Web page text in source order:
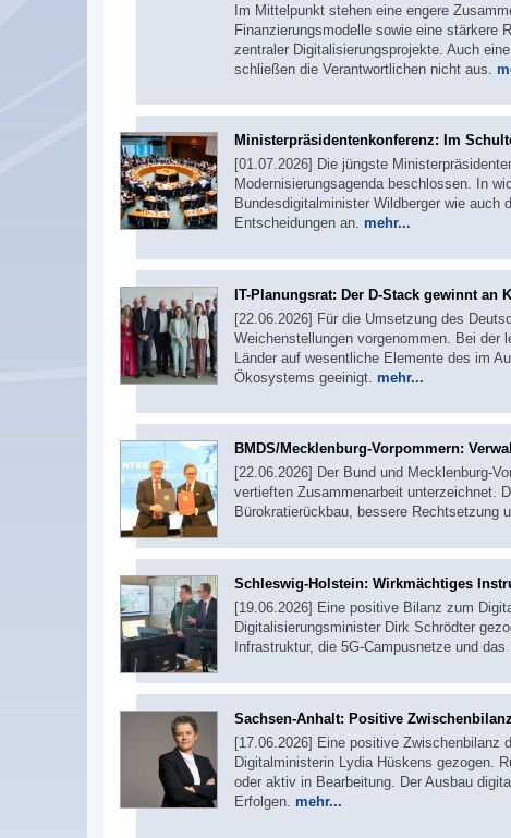
Im Mittelpunkt stehen eine engere
Finanzierungsmodelle sowie eine stärkere
zentraler Digitalisierungsprojekte. Auch
schließen die Verantwortlichen nicht aus.
Ministerpräsidentenkonferenz: Im
[01.07.2026] Die jüngste
Modernisierungsagenda beschlossen. In
Bundesdigitalminister Wildberger wie auch
Entscheidungen an. mehr...
IT-Planungsrat: Der D-Stack gewinnt an
[22.06.2026] Für die Umsetzung des
Weichenstellungen vorgenommen. Bei der
Länder auf wesentliche Elemente des im
Ökosystems geeinigt. mehr...
BMDS/Mecklenburg-Vorpommern:
[22.06.2026] Der Bund und Mecklenburg-
vertieften Zusammenarbeit unterzeichnet.
Bürokratierückbau, bessere Rechtsetzung
Schleswig-Holstein: Wirkmächtiges
[19.06.2026] Eine positive Bilanz zum
Digitalisierungsminister Dirk Schrödter
Infrastruktur, die 5G-Campusnetze und
Sachsen-Anhalt: Positive
[17.06.2026] Eine positive Zwischenbilanz
Digitalministerin Lydia Hüskens gezogen.
oder aktiv in Bearbeitung. Der Ausbau
Erfolgen. mehr...